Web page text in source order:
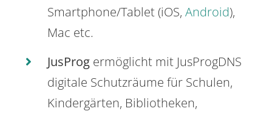
Smartphone/Tablet (iOS, Android),
Mac etc.
JusProg ermöglicht mit JusProgDNS
digitale Schutzräume für Schulen,
Kindergärten, Bibliotheken,